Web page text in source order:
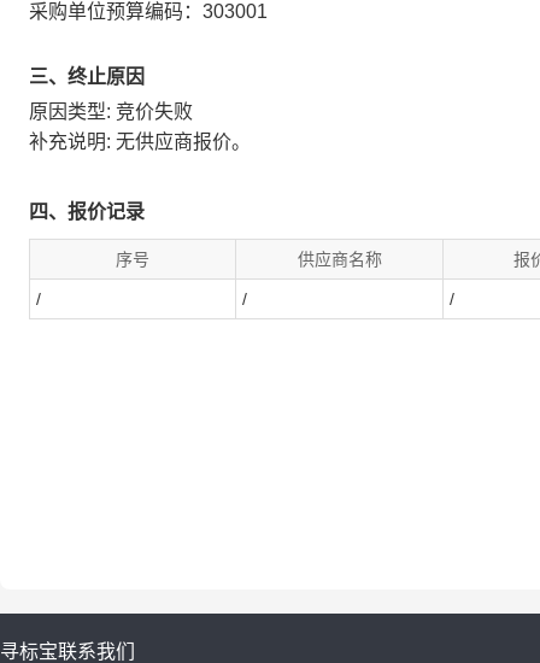
采购单位预算编码： 303001
三、终止原因
原因类型: 竞价失败
补充说明: 无供应商报价。
四、报价记录
序号 供应商名称 报
/ / /
寻标宝联系我们